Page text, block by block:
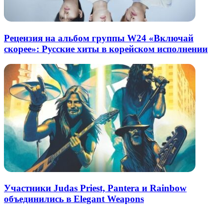
Рецензия на альбом группы W24 «Включай
скорее»: Русские хиты в корейском исполнении
Участники Judas Priest, Pantera и Rainbow
объединились в Elegant Weapons